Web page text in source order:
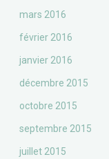
mars 2016
février 2016
janvier 2016
décembre 2015
octobre 2015
septembre 2015
juillet 2015